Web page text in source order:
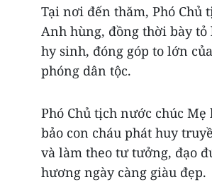
Tại nơi đến thăm, Phó Chủ
Anh hùng, đồng thời bày
hy sinh, đóng góp to lớn
phóng dân tộc.
Phó Chủ tịch nước chúc
bảo con cháu phát huy
và làm theo tư tưởng, đạo
hương ngày càng giàu đẹp.